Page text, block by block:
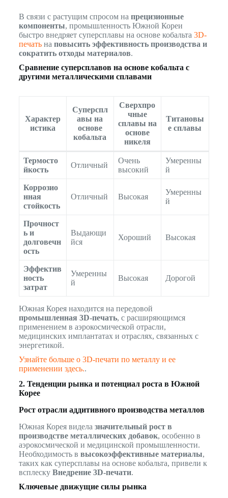
В связи с растущим спросом на прецизионные
компоненты, промышленность Южной Кореи
быстро внедряет суперсплавы на основе кобальта 3D-
печатьна повысить эффективность производства и
сократить отходы материалов.
Сравнение суперсплавов на основе кобальта с
другими металлическими сплавами
Характер
истика
Суперспл
авы на
основе
кобальта
Сверхпро
чные
сплавы на
основе
никеля
Титановы
е сплавы
Термосто
йкость
Отличный
Очень
высокий
Умеренны
й
Коррозио
нная
стойкость
Отличный Высокая
Умеренны
й
Прочност
ь и
долговечн
ость
Выдающи
йся
Хороший Высокая
Эффектив
ность
затрат
Умеренны
й
Высокая Дорогой
Южная Корея находится на передовой
промышленная 3D-печать, с расширяющимся
применением в аэрокосмической отрасли,
медицинских имплантатах и отраслях, связанных с
энергетикой.
Узнайте больше о 3D-печати по металлу и ее
применении здесь..
2. Тенденции рынка и потенциал роста в Южной
Корее
Рост отрасли аддитивного производства металлов
Южная Корея видела значительный рост в
производстве металлических добавок, особенно в
аэрокосмической и медицинской промышленности.
Необходимость в высокоэффективные материалы,
таких как суперсплавы на основе кобальта, привели к
всплеску Внедрение 3D-печати.
Ключевые движущие силы рынка